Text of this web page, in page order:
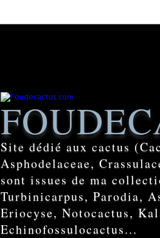
Site dédié aux cactus
Asphodelaceae,
sont issues de ma
Turbinicarpus, Parodia,
Eriocyse, Notocactus,
Echinofossulocactus...